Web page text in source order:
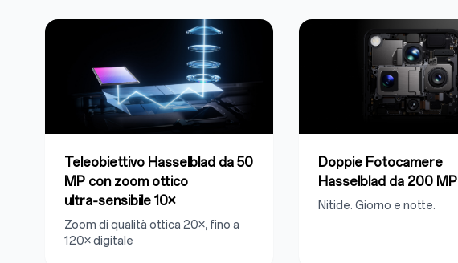
Teleobiettivo Hasselblad da 50
MP con zoom ottico
ultra‑sensibile 10×
Zoom di qualità ottica 20×, fino a
120× digitale
Doppie Fotocamere
Hasselblad da 200 MP
Nitide. Giorno e notte.